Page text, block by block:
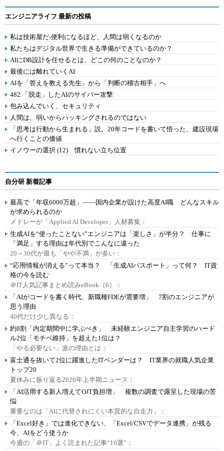
エンジニアライフ 最新の投稿
私は技術屋だ-便利になるほど、人間は弱くなるのか
私たちはデジタル世界で生きる準備ができているのか？
AIにDB設計を任せるとは、どこの何のことなのか？
最後には離れていくAI
AIを「答えを教える先生」から「判断の稽古相手」へ
482.「脱走」したAIのサイバー攻撃
包み込んでいく、セキュリティ
人間は、弱いからハッキングされるのではない
「思考は行動から生まれる」説。20年コードを書いて悟った、建設現場
へ行くことの価値
イノウーの選択 (12) 慣れない立ち位置
自分研 新着記事
最高で「年収6000万超」――国内企業が設けた高度AI職 どんなスキル
が求められるのか
メドレーが「Applied AI Developer」人材募集：
生成AIを“使ったことない”エンジニアは「楽しさ」が半分？ 仕事に
「満足」する理由は年代別でこんなに違った
20～30代が最も「やや不満」が多い：
“応用情報が消える”って本当？ 「生成AIパスポート」って何？ IT資
格の今を読む
＠IT人気記事まとめ読みeBook（6）：
「AIがコードを書く時代、新職種FDEが需要増」 7割のエンジニアが
思う理由
40代だけ少し異なる：
約8割「内定期間中に学ぶべき」 未経験エンジニア自主学習のハード
ル2位「モチベ維持」を超えた1位は？
「やる必要ない」派の理由とは：
富士通を抜いて2位に躍進したITベンダーは？ IT業界の就職人気企業
トップ20
夏休みに振り返る2026年上半期ニュース：
「AI活用する新人増えてOJT負担増」 複数の調査で露呈した現場の苦
悩
重要なのは「AIに代替されにくい本質的な自走力」：
「Excel好き」では進化できない、「Excel/CSVでデータ連携」が残る
今、AIをどう使うか
今週の「＠IT」よく読まれた記事“10選”：